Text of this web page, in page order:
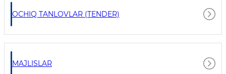
OCHIQ TANLOVLAR (TENDER)
MAJLISLAR